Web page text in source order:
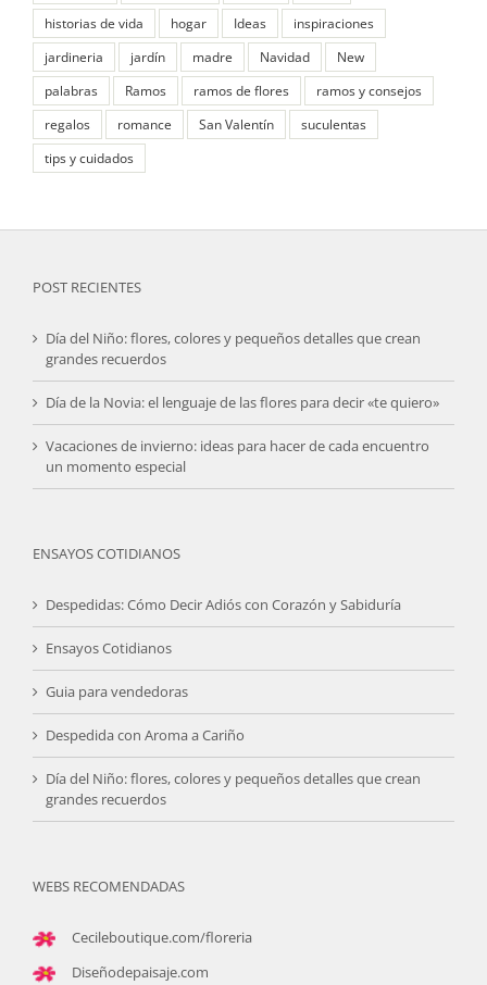
historias de vida
hogar Ideas
inspiraciones
jardineria
jardín madre Navidad
New
palabras
Ramos ramos de flores
ramos y consejos
regalos
romance San Valentín
suculentas
tips y cuidados
POST RECIENTES
Día del Niño: flores, colores y pequeños detalles que crean
grandes recuerdos
Día de la Novia: el lenguaje de las flores para decir «te quiero»
Vacaciones de invierno: ideas para hacer de cada encuentro
un momento especial
ENSAYOS COTIDIANOS
Despedidas: Cómo Decir Adiós con Corazón y Sabiduría
Ensayos Cotidianos
Guia para vendedoras
Despedida con Aroma a Cariño
Día del Niño: flores, colores y pequeños detalles que crean
grandes recuerdos
WEBS RECOMENDADAS
Cecileboutique.com/floreria
Diseñodepaisaje.com